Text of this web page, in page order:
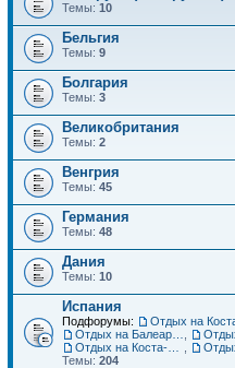
Темы: 10
Бельгия
Темы: 9
Болгария
Темы: 3
Великобритания
Темы: 2
Венгрия
Темы: 45
Германия
Темы: 48
Дания
Темы: 10
Испания
Подфорумы:
Темы: 204